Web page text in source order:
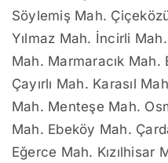
Söylemiş Mah.
Yılmaz Mah. İncirli
Mah. Marmaracık Mah.
Çayırlı Mah. Karasıl
Mah. Menteşe Mah.
Mah. Ebeköy Mah.
Eğerce Mah. Kızılhisar